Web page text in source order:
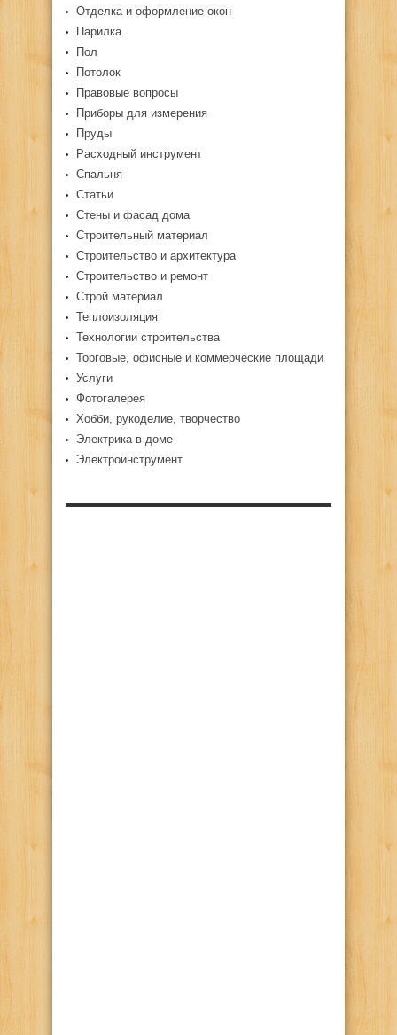
Отделка и оформление окон
Парилка
Пол
Потолок
Правовые вопросы
Приборы для измерения
Пруды
Расходный инструмент
Спальня
Статьи
Стены и фасад дома
Строительный материал
Строительство и архитектура
Строительство и ремонт
Строй материал
Теплоизоляция
Технологии строительства
Торговые, офисные и коммерческие площади
Услуги
Фотогалерея
Хобби, рукоделие, творчество
Электрика в доме
Электроинструмент